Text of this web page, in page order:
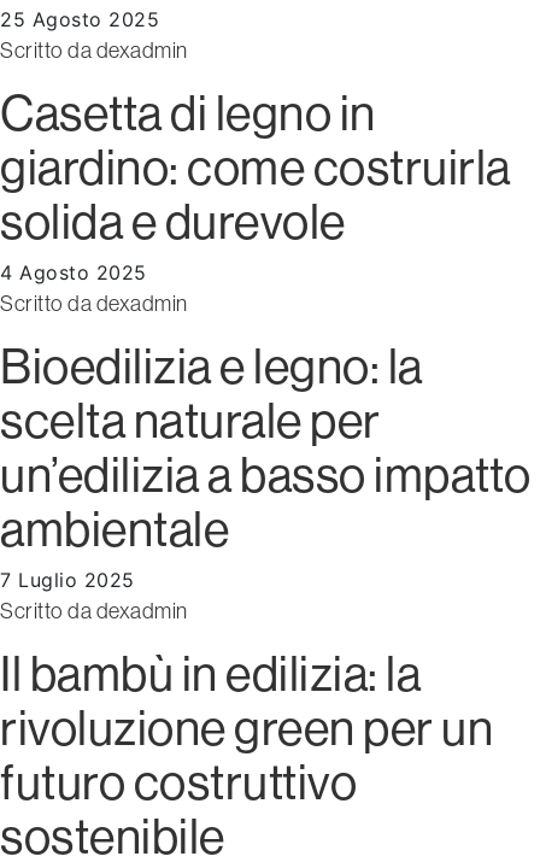
25 Agosto 2025
Scritto dadexadmin
Casetta di legno in
giardino: come costruirla
solida e durevole
4 Agosto 2025
Scritto dadexadmin
Bioedilizia e legno: la
scelta naturale per
un’edilizia a basso impatto
ambientale
7 Luglio 2025
Scritto dadexadmin
Il bambù in edilizia: la
rivoluzione green per un
futuro costruttivo
sostenibile